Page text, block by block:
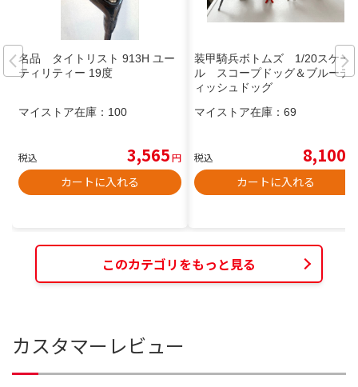
名品 タイトリスト 913H ユー
ティリティー 19度
マイストア在庫： 100
税込 3,565円
カートに入れる
装甲騎兵ボトムズ 1/20スケー
ル スコープドッグ＆ブルーテ
ィッシュドッグ
マイストア在庫： 69
税込 8,100
カートに入れる
このカテゴリをもっと見る
カスタマーレビュー